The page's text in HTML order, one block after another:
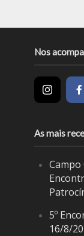
Nos
As mais
Campo
5º
16/8/